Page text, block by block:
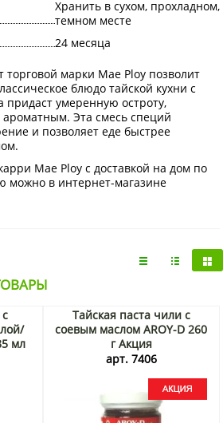
Хранить в сухом, прохладном,
темном месте
24 месяца
торговой марки Mae Ploy позволит
блюдо тайской кухни с
умеренную остроту,
Эта смесь специй
и позволяет еде быстрее
Mae Ploy с доставкой на дом по
можно в интернет-магазине
мл
Тайская паста чили с
соевым маслом AROY-D 260
г Акция
арт. 7406